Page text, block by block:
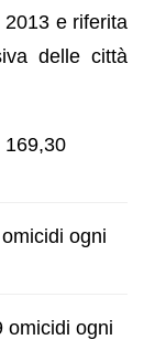
e riferita
delle città
169,30
ogni
omicidi ogni